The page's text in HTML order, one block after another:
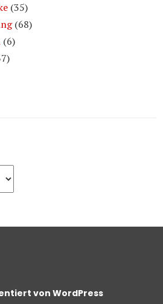
(35)
(68)
(6)
von WordPress